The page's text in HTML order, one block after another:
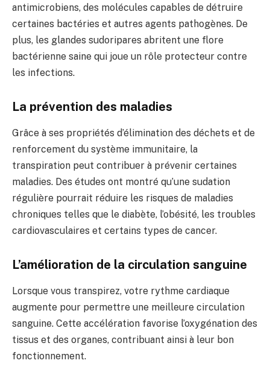
antimicrobiens, des molécules capables de détruire
certaines bactéries et autres agents pathogènes. De
plus, les glandes sudoripares abritent une flore
bactérienne saine qui joue un rôle protecteur contre
les infections.
La prévention des maladies
Grâce à ses propriétés d’élimination des déchets et de
renforcement du système immunitaire, la
transpiration peut contribuer à prévenir certaines
maladies. Des études ont montré qu’une sudation
régulière pourrait réduire les risques de maladies
chroniques telles que le diabète, l’obésité, les troubles
cardiovasculaires et certains types de cancer.
L’amélioration de la circulation sanguine
Lorsque vous transpirez, votre rythme cardiaque
augmente pour permettre une meilleure circulation
sanguine. Cette accélération favorise l’oxygénation des
tissus et des organes, contribuant ainsi à leur bon
fonctionnement.